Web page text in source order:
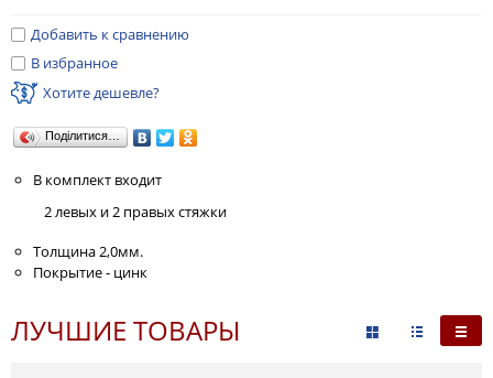
Добавить к сравнению
В избранное
Хотите дешевле?
Поділитися…
В комплект входит
2 левых и 2 правых стяжки
Толщина 2,0мм.
Покрытие - цинк
ЛУЧШИЕ ТОВАРЫ